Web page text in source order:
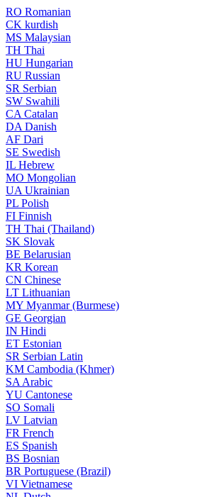
RO Romanian
CK kurdish
MS Malaysian
TH Thai
HU Hungarian
RU Russian
SR Serbian
SW Swahili
CA Catalan
DA Danish
AF Dari
SE Swedish
IL Hebrew
MO Mongolian
UA Ukrainian
PL Polish
FI Finnish
TH Thai (Thailand)
SK Slovak
BE Belarusian
KR Korean
CN Chinese
LT Lithuanian
MY Myanmar (Burmese)
GE Georgian
IN Hindi
ET Estonian
SR Serbian Latin
KM Cambodia (Khmer)
SA Arabic
YU Cantonese
SO Somali
LV Latvian
FR French
ES Spanish
BS Bosnian
BR Portuguese (Brazil)
VI Vietnamese